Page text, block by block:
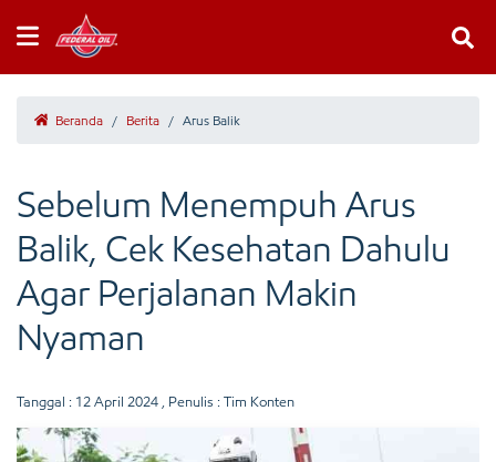
Beranda / Berita / Arus Balik
Sebelum Menempuh Arus
Balik, Cek Kesehatan Dahulu
Agar Perjalanan Makin
Nyaman
Tanggal : 12 April 2024 , Penulis : Tim Konten